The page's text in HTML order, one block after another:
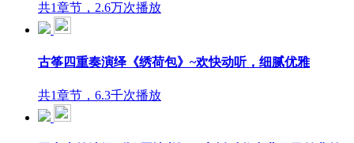
共1章节，2.6万次播放
古筝四重奏演绎《绣荷包》~欢快动听，细腻优雅
共1章节，6.3千次播放